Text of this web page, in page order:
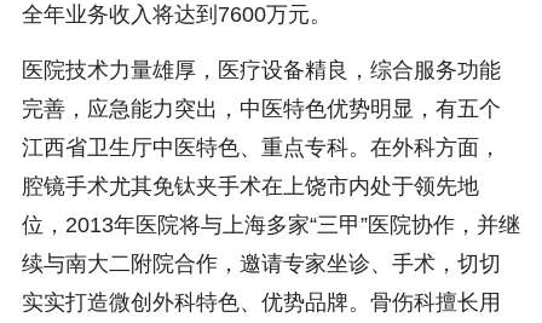
全年业务收入将达到7600万元。
医院技术力量雄厚，医疗设备精良，综合服务功能
完善，应急能力突出，中医特色优势明显，有五个
江西省卫生厅中医特色、重点专科。在外科方面，
腔镜手术尤其免钛夹手术在上饶市内处于领先地
位，2013年医院将与上海多家“三甲”医院协作，并继
续与南大二附院合作，邀请专家坐诊、手术，切切
实实打造微创外科特色、优势品牌。骨伤科擅长用